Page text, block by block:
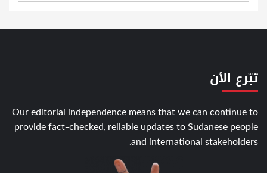
تبّرع الأن
Our editorial independence means that we can continue to
provide fact-checked, reliable updates to Sudanese people
and international stakeholders.